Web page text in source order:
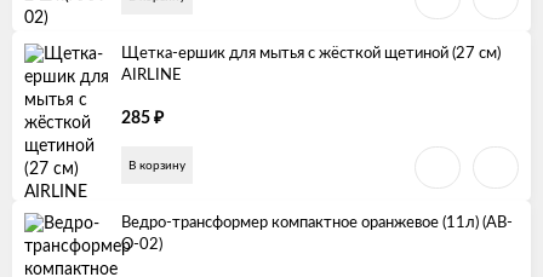
Щетка-ершик для мытья с жёсткой щетиной (27 см)
AIRLINE
285 ₽
В корзину
Ведро-трансформер компактное оранжевое (11л) (AB-
O-02)